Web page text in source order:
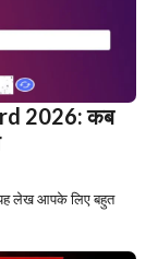
2026: कब
यह लेख आपके लिए बहुत